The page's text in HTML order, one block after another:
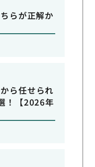
らが正解か
ら任せられ
！【2026年